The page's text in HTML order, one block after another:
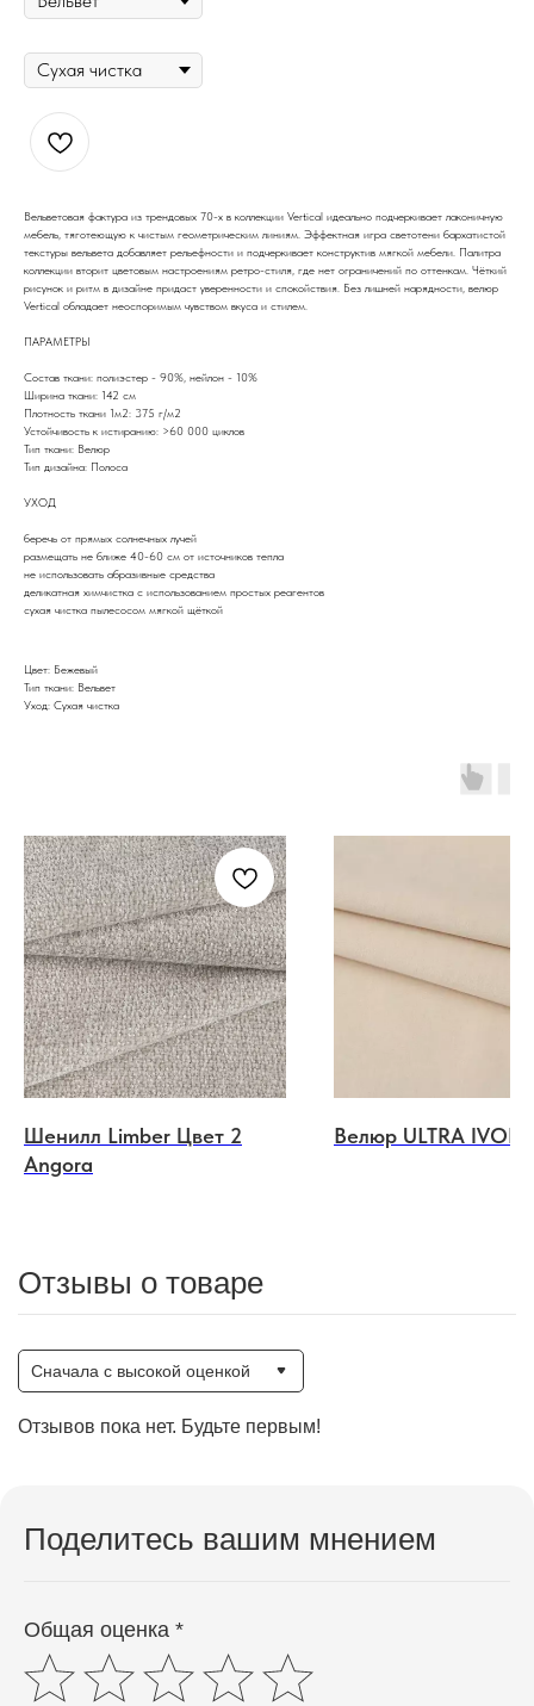
Вельветовая фактура из трендовых 70-х в коллекции Vertical идеально подчеркивает лаконичную
мебель, тяготеющую к чистым геометрическим линиям. Эффектная игра светотени бархатистой
текстуры вельвета добавляет рельефности и подчеркивает конструктив мягкой мебели. Палитра
коллекции вторит цветовым настроениям ретро-стиля, где нет ограничений по оттенкам. Чёткий
рисунок и ритм в дизайне придаст уверенности и спокойствия. Без лишней нарядности, велюр
Vertical обладает неоспоримым чувством вкуса и стилем.
ПАРАМЕТРЫ
Состав ткани: полиэстер - 90%, нейлон - 10%
Ширина ткани: 142 см
Плотность ткани 1м2: 375 г/м2
Устойчивость к истиранию: >60 000 циклов
Тип ткани: Велюр
Тип дизайна: Полоса
УХОД
беречь от прямых солнечных лучей
размещать не ближе 40-60 см от источников тепла
не использовать абразивные средства
деликатная химчистка с использованием простых реагентов
сухая чистка пылесосом мягкой щёткой
Цвет: Бежевый
Тип ткани: Вельвет
Уход: Сухая чистка
Шенилл Limber Цвет 2
Angora
Велюр ULTRA IVORY
Отзывы о товаре
Сначала с высокой оценкой
Отзывов пока нет. Будьте первым!
Поделитесь вашим мнением
Общая оценка *